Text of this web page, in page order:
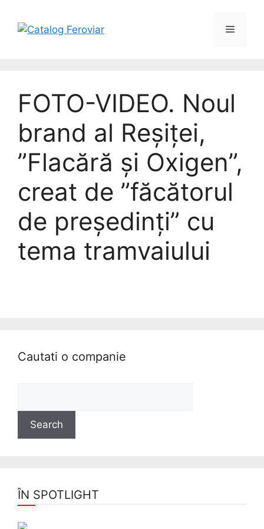
content
Menu
FOTO-VIDEO. Noul
brand al Reșiței,
”Flacără și Oxigen”,
creat de ”făcătorul
de președinți” cu
tema tramvaiului
Cautati o companie
ÎN SPOTLIGHT